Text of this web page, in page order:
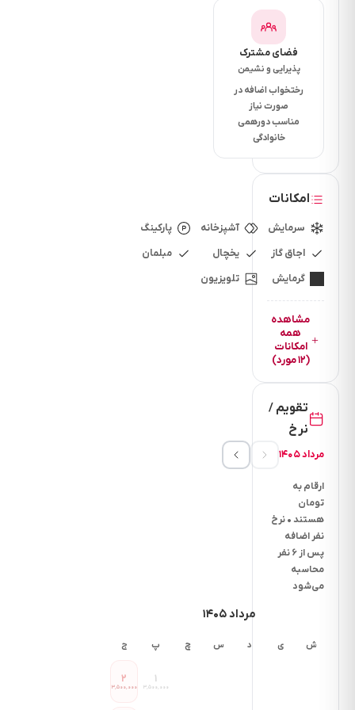
دسترسی
اقامتگاه
فاصله
تا
بازار
چند
دقیقه
است؟
دقیقه
فاصله
تا
چند
دقیقه
است؟
فاصله
تا
نانوایی
است؟
5
دقیقه
فاصله
رستوران
دقیقه
فضای مشترک
پذیرایی و نشیمن
رختخواب اضافه در
صورت نیاز
مناسب دورهمی
خانوادگی
امکانات
سرمایش آشپزخانه
پارکینگ
اجاق گاز
یخچال
مبلمان
گرمایش
تلویزیون
مشاهده
همه
امکانات
(۱۲ مورد)
تقویم /
نرخ
مرداد ۱۴۰۵
ارقام به
تومان
هستند • نرخ
نفر اضافه
پس از ۶ نفر
محاسبه
می‌شود
مرداد ۱۴۰۵
ش ی د س چ پ ج
۱
۳٬۵۰۰٬۰۰۰
۲
۳٬۵۰۰٬۰۰۰